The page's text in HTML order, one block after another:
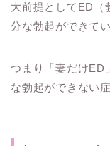
大前提としてED（
分な勃起ができて
つまり「妻だけED
な勃起ができない